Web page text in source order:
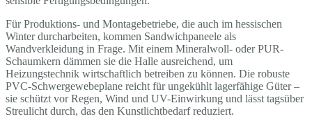
Für Produktions- und Montagebetriebe, die auch im hessischen
Winter durcharbeiten, kommen Sandwichpaneele als
Wandverkleidung in Frage. Mit einem Mineralwoll- oder PUR-
Schaumkern dämmen sie die Halle ausreichend, um
Heizungstechnik wirtschaftlich betreiben zu können. Die robuste
PVC-Schwergewebeplane reicht für ungekühlt lagerfähige Güter –
sie schützt vor Regen, Wind und UV-Einwirkung und lässt tagsüber
Streulicht durch, das den Kunstlichtbedarf reduziert.